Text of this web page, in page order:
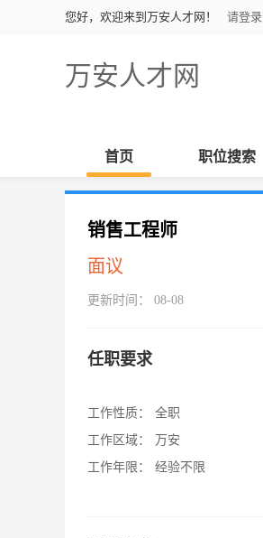
您好，欢迎来到万安人才网！ 请登录
万安人才网
首页 职位搜索
销售工程师
面议
更新时间： 08-08
任职要求
工作性质：
全职
工作区域：
万安
工作年限：
经验不限